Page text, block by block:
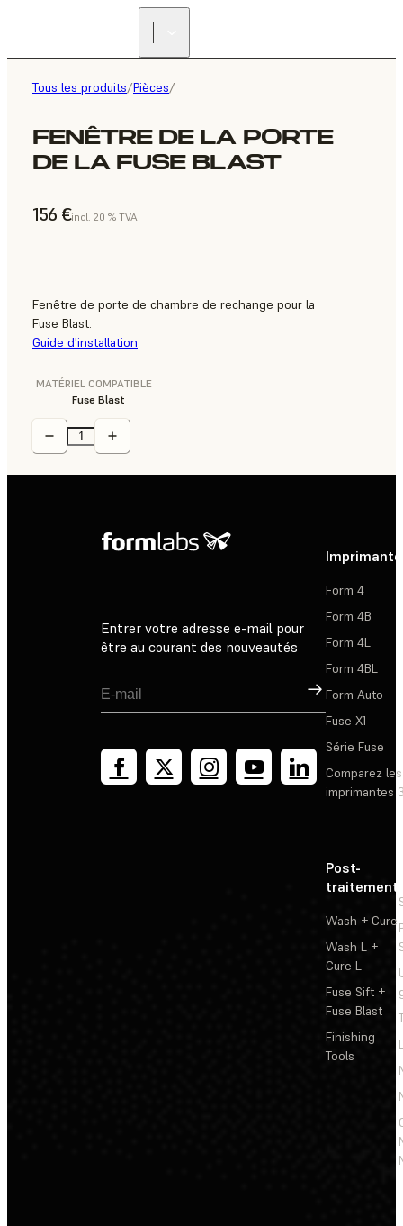
Tous les produits/Pièces/
FENÊTRE DE LA PORTE
DE LA FUSE BLAST
156 €incl. 20 % TVA
Fenêtre de porte de chambre de rechange pour la
Fuse Blast.
Guide d'installation
MATÉRIEL COMPATIBLE
Fuse Blast
Entrer votre adresse e-mail pour
être au courant des nouveautés
Inscription
Form 4
Form 4B
Form 4L
Form 4BL
Form Auto
Fuse X1
Série Fuse
Comparez les
imprimantes
Post-
traitement
Wash + Cure
Wash L +
Cure L
Fuse Sift +
Fuse Blast
Finishing
Tools